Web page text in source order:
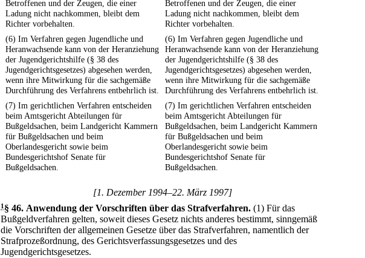
Betroffenen und der Zeugen, die einer
Ladung nicht nachkommen, bleibt dem
Richter vorbehalten.
Betroffenen und der Zeugen, die einer
Ladung nicht nachkommen, bleibt dem
Richter vorbehalten.
(6) Im Verfahren gegen Jugendliche und
Heranwachsende kann von der Heranziehung
der Jugendgerichtshilfe (§ 38 des
Jugendgerichtsgesetzes) abgesehen werden,
wenn ihre Mitwirkung für die sachgemäße
Durchführung des Verfahrens entbehrlich ist.
(6) Im Verfahren gegen Jugendliche und
Heranwachsende kann von der Heranziehung
der Jugendgerichtshilfe (§ 38 des
Jugendgerichtsgesetzes) abgesehen werden,
wenn ihre Mitwirkung für die sachgemäße
Durchführung des Verfahrens entbehrlich ist.
(7) Im gerichtlichen Verfahren entscheiden
beim Amtsgericht Abteilungen für
Bußgeldsachen, beim Landgericht Kammern
für Bußgeldsachen und beim
Oberlandesgericht sowie beim
Bundesgerichtshof Senate für
Bußgeldsachen.
(7) Im gerichtlichen Verfahren entscheiden
beim Amtsgericht Abteilungen für
Bußgeldsachen, beim Landgericht Kammern
für Bußgeldsachen und beim
Oberlandesgericht sowie beim
Bundesgerichtshof Senate für
Bußgeldsachen.
[1. Dezember 1994–22. März 1997]
1§ 46. Anwendung der Vorschriften über das Strafverfahren. (1) Für das
Bußgeldverfahren gelten, soweit dieses Gesetz nichts anderes bestimmt, sinngemäß
die Vorschriften der allgemeinen Gesetze über das Strafverfahren, namentlich der
Strafprozeßordnung, des Gerichtsverfassungsgesetzes und des
Jugendgerichtsgesetzes.